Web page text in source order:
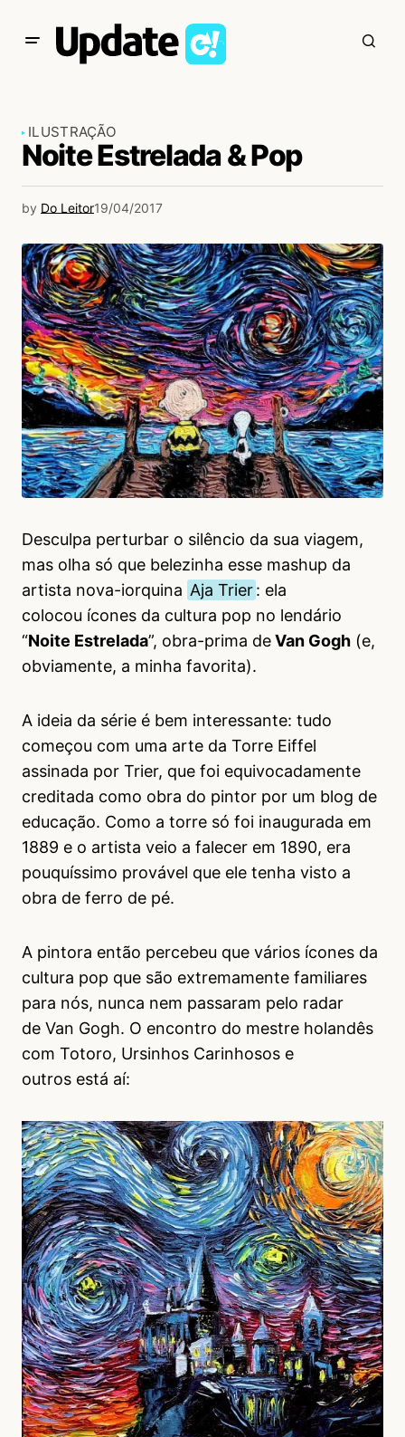
ILUSTRAÇÃO
Noite Estrelada & Pop
by Do Leitor19/04/2017
Desculpa perturbar o silêncio da sua viagem,
mas olha só que belezinha esse mashup da
artista nova-iorquina Aja Trier: ela
colocou ícones da cultura pop no lendário
“Noite Estrelada”, obra-prima deVan Gogh (e,
obviamente, a minha favorita).
A ideia da série é bem interessante: tudo
começou com uma arte da Torre Eiffel
assinada por Trier, que foi equivocadamente
creditada como obra do pintor por um blog de
educação. Como a torre só foi inaugurada em
1889 e o artista veio a falecer em 1890, era
pouquíssimo provável que ele tenha visto a
obra de ferro de pé.
A pintora então percebeu que vários ícones da
cultura pop que são extremamente familiares
para nós, nunca nem passaram pelo radar
de Van Gogh. O encontro do mestre holandês
com Totoro, Ursinhos Carinhosos e
outros está aí: